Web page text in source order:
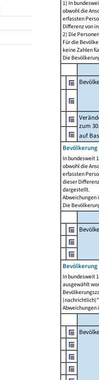
1) In
obwohl die
erfassten
Differenz von
2) Die
Für die
keine Zahlen
Die
zum
auf
Bevölkerung
In bundesweit
obwohl die
erfassten
dieser
dargestellt.
Abweichungen
Die
In bundesweit
ausgewählt
Abweichungen